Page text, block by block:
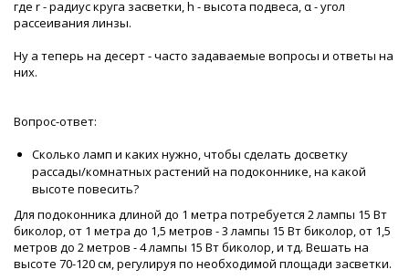
где r - радиус круга засветки, h - высота подвеса, α - угол
рассеивания линзы.
Ну а теперь на десерт - часто задаваемые вопросы и ответы на
них.
Вопрос-ответ:
Сколько ламп и каких нужно, чтобы сделать досветку
рассады/комнатных растений на подоконнике, на какой
высоте повесить?
Для подоконника длиной до 1 метра потребуется 2 лампы 15 Вт
биколор, от 1 метра до 1,5 метров - 3 лампы 15 Вт биколор, от 1,5
метров до 2 метров - 4 лампы 15 Вт биколор, и тд. Вешать на
высоте 70-120 см, регулируя по необходимой площади засветки.